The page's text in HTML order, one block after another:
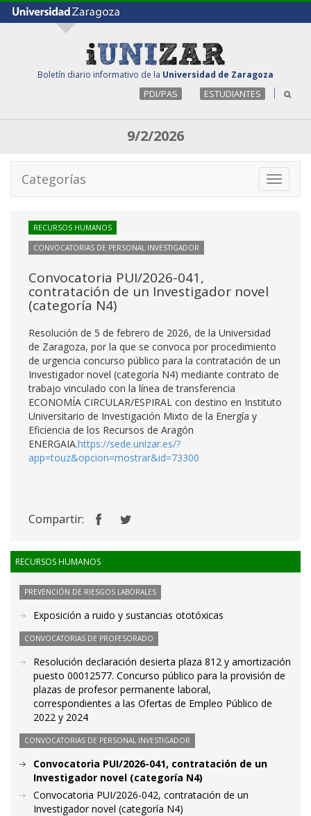
Boletín diario informativo de la Universidad de Zaragoza
PDI/PAS ESTUDIANTES
9/2/2026
Toggle
Categorías
RECURSOS HUMANOS
CONVOCATORIAS DE PERSONAL INVESTIGADOR
Convocatoria PUI/2026-041,
contratación de un Investigador novel
(categoría N4)
Resolución de 5 de febrero de 2026, de la Universidad
de Zaragoza, por la que se convoca por procedimiento
de urgencia concurso público para la contratación de un
Investigador novel (categoría N4) mediante contrato de
trabajo vinculado con la línea de transferencia
ECONOMÍA CIRCULAR/ESPIRAL con destino en Instituto
Universitario de Investigación Mixto de la Energía y
Eficiencia de los Recursos de Aragón
ENERGAIA.https://sede.unizar.es/?
app=touz&opcion=mostrar&id=73300
Compartir:
RECURSOS HUMANOS
PREVENCIÓN DE RIESGOS LABORALES
Exposición a ruido y sustancias ototóxicas
CONVOCATORIAS DE PROFESORADO
Resolución declaración desierta plaza 812 y amortización
puesto 00012577. Concurso público para la provisión de
plazas de profesor permanente laboral,
correspondientes a las Ofertas de Empleo Público de
2022 y 2024
CONVOCATORIAS DE PERSONAL INVESTIGADOR
Convocatoria PUI/2026-041, contratación de un
Investigador novel (categoría N4)
Convocatoria PUI/2026-042, contratación de un
Investigador novel (categoría N4)